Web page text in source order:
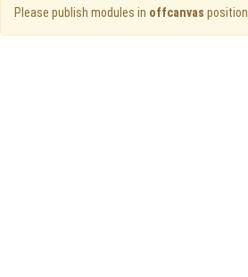
Please publish modules in offcanvas position.